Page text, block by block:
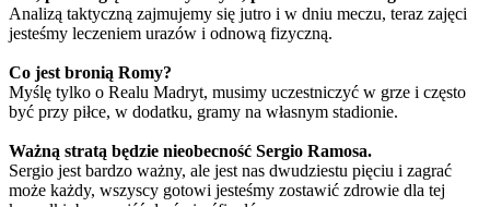
Analizą taktyczną zajmujemy się jutro i w dniu meczu, teraz zajęci
jesteśmy leczeniem urazów i odnową fizyczną.
Co jest bronią Romy?
Myślę tylko o Realu Madryt, musimy uczestniczyć w grze i często
być przy piłce, w dodatku, gramy na własnym stadionie.
Ważną stratą będzie nieobecność Sergio Ramosa.
Sergio jest bardzo ważny, ale jest nas dwudziestu pięciu i zagrać
może każdy, wszyscy gotowi jesteśmy zostawić zdrowie dla tej